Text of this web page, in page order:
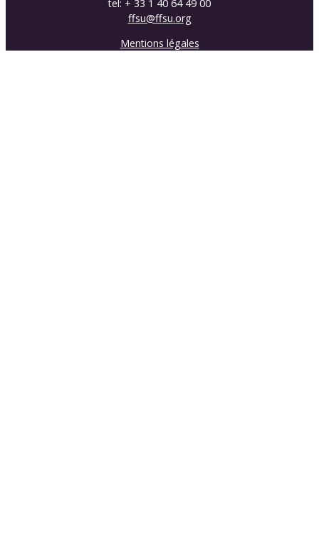
tel: + 33 1 40 64 49 00
ffsu@ffsu.org
Mentions légales